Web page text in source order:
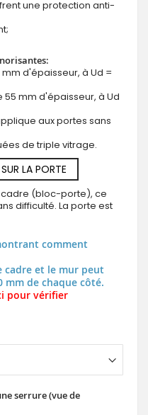
une protection anti-
d'épaisseur, à Ud =
mm d'épaisseur, à Ud
aux portes sans
de triple vitrage.
LA PORTE
cadre (bloc-porte), ce
difficulté. La porte est
comment
cadre et le mur peut
de chaque côté.
pour vérifier
serrure (vue de